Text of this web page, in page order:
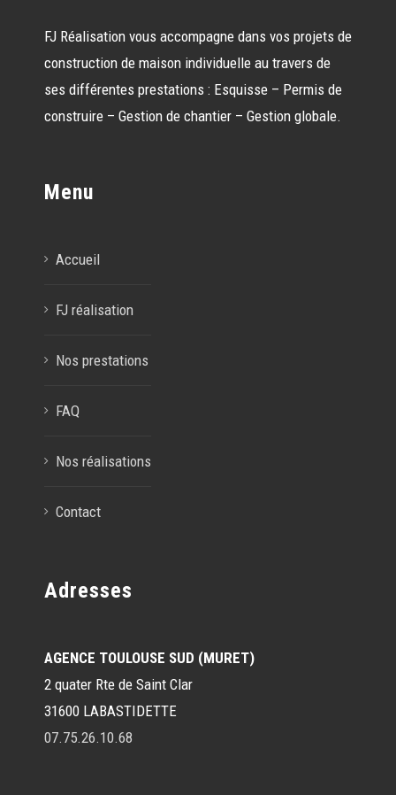
FJ Réalisation vous accompagne dans vos projets de
construction de maison individuelle au travers de
ses différentes prestations : Esquisse – Permis de
construire – Gestion de chantier – Gestion globale.
Menu
Accueil
FJ réalisation
Nos prestations
FAQ
Nos réalisations
Contact
Adresses
AGENCE TOULOUSE SUD (MURET)
2 quater Rte de Saint Clar
31600 LABASTIDETTE
07.75.26.10.68